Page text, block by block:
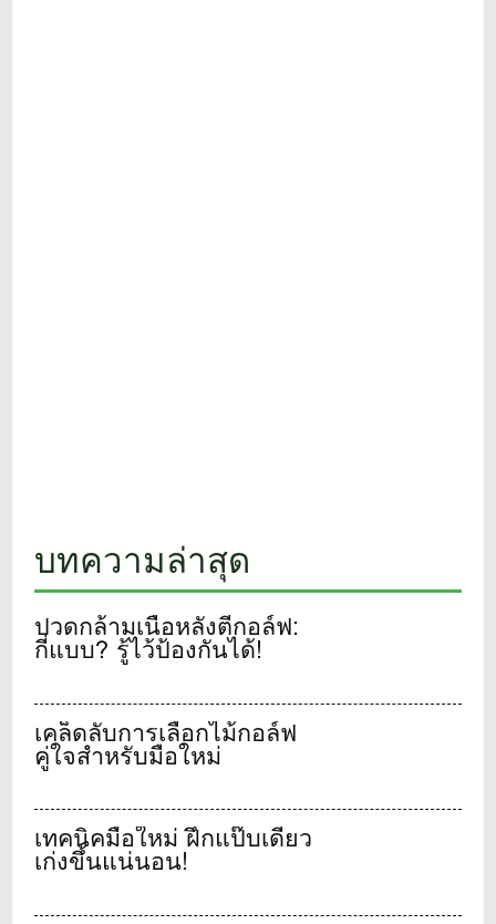
บทความล่าสุด
ปวดกล้ามเนื้อหลังตีกอล์ฟ:
กี่แบบ? รู้ไว้ป้องกันได้!
เคล็ดลับการเลือกไม้กอล์ฟ
คู่ใจสำหรับมือใหม่
เทคนิคมือใหม่ ฝึกแป๊บเดียว
เก่งขึ้นแน่นอน!